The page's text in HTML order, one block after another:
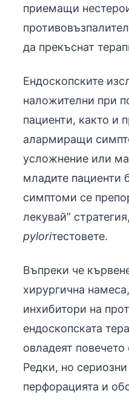
приемащи
да прекъснат
Ендоскопските
наложителни при
пациенти, както и
алармиращи
усложнение или
младите пациенти
симптоми се
лекувай”
pyloriтестовете.
Въпреки че
хирургична
инхибитори на
ендоскопската
овладеят
Редки, но
перфорацията и